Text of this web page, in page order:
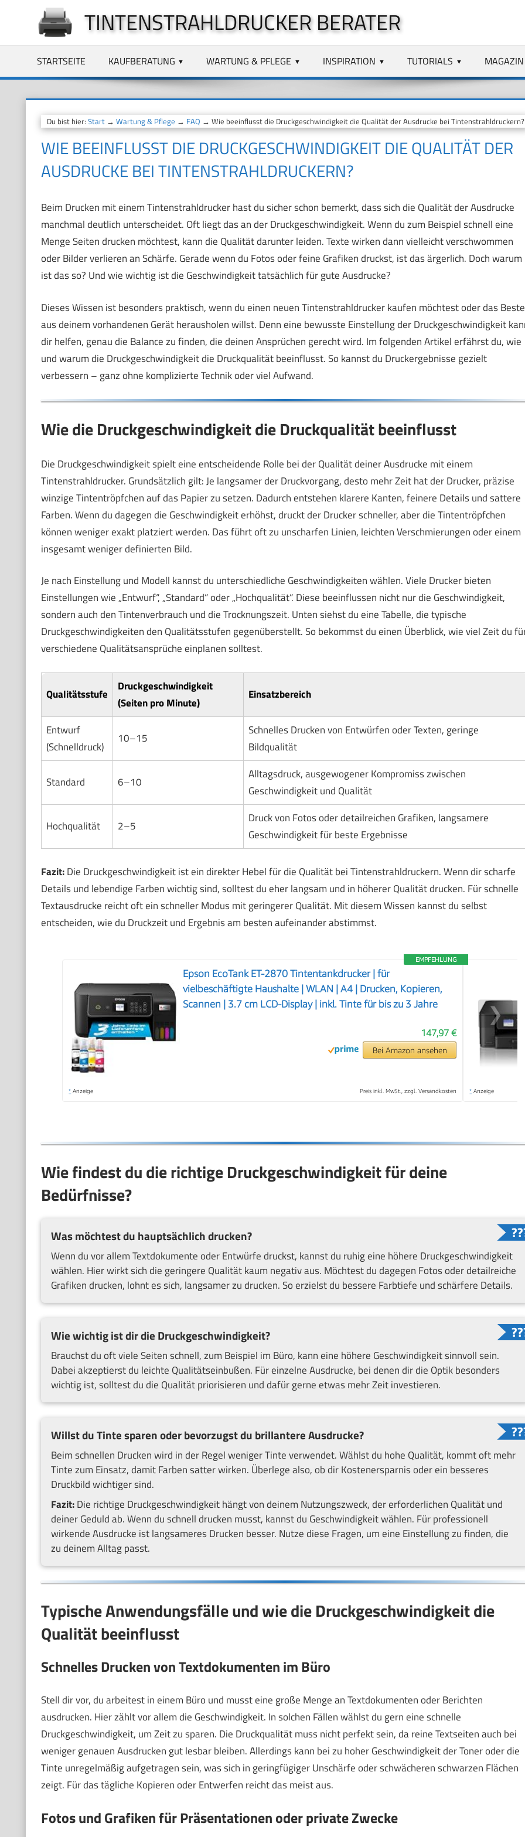
springen
TINTENSTRAHLDRUCKER BERATER
STARTSEITE KAUFBERATUNG WARTUNG & PFLEGE INSPIRATION TUTORIALS MAGAZIN
Du bist hier: Start→ Wartung & Pflege → FAQ → Wie beeinflusst die Druckgeschwindigkeit die Qualität der Ausdrucke bei Tintenstrahldruckern?
WIE BEEINFLUSST DIE DRUCKGESCHWINDIGKEIT DIE QUALITÄT DER
AUSDRUCKE BEI TINTENSTRAHLDRUCKERN?
Beim Drucken mit einem Tintenstrahldrucker hast du sicher schon bemerkt, dass sich die Qualität der Ausdrucke
manchmal deutlich unterscheidet. Oft liegt das an der Druckgeschwindigkeit. Wenn du zum Beispiel schnell eine
Menge Seiten drucken möchtest, kann die Qualität darunter leiden. Texte wirken dann vielleicht verschwommen
oder Bilder verlieren an Schärfe. Gerade wenn du Fotos oder feine Grafiken druckst, ist das ärgerlich. Doch warum
ist das so? Und wie wichtig ist die Geschwindigkeit tatsächlich für gute Ausdrucke?
Dieses Wissen ist besonders praktisch, wenn du einen neuen Tintenstrahldrucker kaufen möchtest oder das Beste
aus deinem vorhandenen Gerät herausholen willst. Denn eine bewusste Einstellung der Druckgeschwindigkeit
dir helfen, genau die Balance zu finden, die deinen Ansprüchen gerecht wird. Im folgenden Artikel erfährst du, wie
und warum die Druckgeschwindigkeit die Druckqualität beeinflusst. So kannst du Druckergebnisse gezielt
verbessern – ganz ohne komplizierte Technik oder viel Aufwand.
Wie die Druckgeschwindigkeit die Druckqualität beeinflusst
Die Druckgeschwindigkeit spielt eine entscheidende Rolle bei der Qualität deiner Ausdrucke mit einem
Tintenstrahldrucker. Grundsätzlich gilt: Je langsamer der Druckvorgang, desto mehr Zeit hat der Drucker, präzise
winzige Tintentröpfchen auf das Papier zu setzen. Dadurch entstehen klarere Kanten, feinere Details und sattere
Farben. Wenn du dagegen die Geschwindigkeit erhöhst, druckt der Drucker schneller, aber die Tintentröpfchen
können weniger exakt platziert werden. Das führt oft zu unscharfen Linien, leichten Verschmierungen oder einem
insgesamt weniger definierten Bild.
Je nach Einstellung und Modell kannst du unterschiedliche Geschwindigkeiten wählen. Viele Drucker bieten
Einstellungen wie „Entwurf“, „Standard“ oder „Hochqualität“. Diese beeinflussen nicht nur die Geschwindigkeit,
sondern auch den Tintenverbrauch und die Trocknungszeit. Unten siehst du eine Tabelle, die typische
Druckgeschwindigkeiten den Qualitätsstufen gegenüberstellt. So bekommst du einen Überblick, wie viel Zeit du
verschiedene Qualitätsansprüche einplanen solltest.
Qualitätsstufe
Druckgeschwindigkeit
(Seiten pro Minute)
Einsatzbereich
Entwurf
(Schnelldruck)
10–15
Schnelles Drucken von Entwürfen oder Texten, geringe
Bildqualität
Standard 6–10
Alltagsdruck, ausgewogener Kompromiss zwischen
Geschwindigkeit und Qualität
Hochqualität 2–5
Druck von Fotos oder detailreichen Grafiken, langsamere
Geschwindigkeit für beste Ergebnisse
Fazit:Die Druckgeschwindigkeit ist ein direkter Hebel für die Qualität bei Tintenstrahldruckern. Wenn dir scharfe
Details und lebendige Farben wichtig sind, solltest du eher langsam und in höherer Qualität drucken. Für schnelle
Textausdrucke reicht oft ein schneller Modus mit geringerer Qualität. Mit diesem Wissen kannst du selbst
entscheiden, wie du Druckzeit und Ergebnis am besten aufeinander abstimmst.
EMPFEHLUNG
Epson EcoTank ET-2870 Tintentankdrucker | für
vielbeschäftigte Haushalte | WLAN | A4 | Drucken, Kopieren,
Scannen | 3.7 cm LCD-Display | inkl. Tinte für bis zu 3 Jahre
147,97 €
Bei Amazon ansehen
* Anzeige Preis inkl. MwSt., zzgl. Versandkosten * Anzeige
❯
Wie findest du die richtige Druckgeschwindigkeit für deine
Bedürfnisse?
Was möchtest du hauptsächlich drucken?
Wenn du vor allem Textdokumente oder Entwürfe druckst, kannst du ruhig eine höhere Druckgeschwindigkeit
wählen. Hier wirkt sich die geringere Qualität kaum negativ aus. Möchtest du dagegen Fotos oder detailreiche
Grafiken drucken, lohnt es sich, langsamer zu drucken. So erzielst du bessere Farbtiefe und schärfere Details.
Wie wichtig ist dir die Druckgeschwindigkeit?
Brauchst du oft viele Seiten schnell, zum Beispiel im Büro, kann eine höhere Geschwindigkeit sinnvoll sein.
Dabei akzeptierst du leichte Qualitätseinbußen. Für einzelne Ausdrucke, bei denen dir die Optik besonders
wichtig ist, solltest du die Qualität priorisieren und dafür gerne etwas mehr Zeit investieren.
Willst du Tinte sparen oder bevorzugst du brillantere Ausdrucke?
Beim schnellen Drucken wird in der Regel weniger Tinte verwendet. Wählst du hohe Qualität, kommt oft mehr
Tinte zum Einsatz, damit Farben satter wirken. Überlege also, ob dir Kostenersparnis oder ein besseres
Druckbild wichtiger sind.
Fazit:Die richtige Druckgeschwindigkeit hängt von deinem Nutzungszweck, der erforderlichen Qualität und
deiner Geduld ab. Wenn du schnell drucken musst, kannst du Geschwindigkeit wählen. Für professionell
wirkende Ausdrucke ist langsameres Drucken besser. Nutze diese Fragen, um eine Einstellung zu finden, die
zu deinem Alltag passt.
Typische Anwendungsfälle und wie die Druckgeschwindigkeit die
Qualität beeinflusst
Schnelles Drucken von Textdokumenten im Büro
Stell dir vor, du arbeitest in einem Büro und musst eine große Menge an Textdokumenten oder Berichten
ausdrucken. Hier zählt vor allem die Geschwindigkeit. In solchen Fällen wählst du gern eine schnelle
Druckgeschwindigkeit, um Zeit zu sparen. Die Druckqualität muss nicht perfekt sein, da reine Textseiten auch bei
weniger genauen Ausdrucken gut lesbar bleiben. Allerdings kann bei zu hoher Geschwindigkeit der Toner oder die
Tinte unregelmäßig aufgetragen sein, was sich in geringfügiger Unschärfe oder schwächeren schwarzen Flächen
zeigt. Für das tägliche Kopieren oder Entwerfen reicht das meist aus.
Fotos und Grafiken für Präsentationen oder private Zwecke